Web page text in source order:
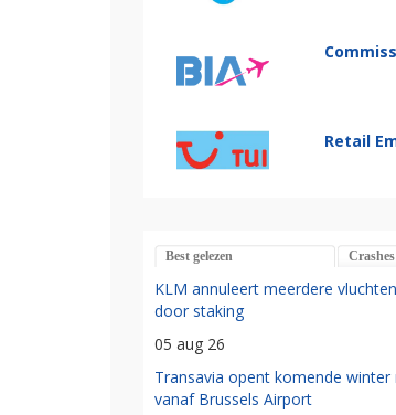
Retail
Best gelezen Crashes
KLM annuleert meerdere
door staking
05 aug 26
Transavia opent komende winter
vanaf Brussels Airport